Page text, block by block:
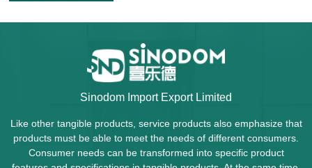
Sinodom Import Export Limited
Like other tangible products, service products also emphasize that
products must be able to meet the needs of different consumers.
Consumer needs can be transformed into specific product